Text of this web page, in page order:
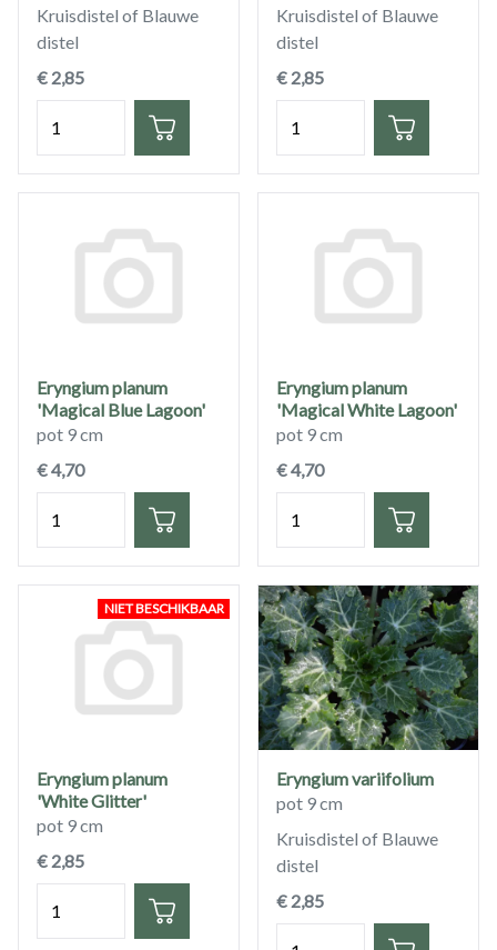
Kruisdistel of Blauwe
distel
€ 2,85
Kruisdistel of Blauwe
distel
€ 2,85
Eryngium planum
'Magical Blue Lagoon'
pot 9 cm
€ 4,70
Eryngium planum
'Magical White Lagoon'
pot 9 cm
€ 4,70
Eryngium planum
'White Glitter'
pot 9 cm
€ 2,85
NIET BESCHIKBAAR
Eryngium variifolium
pot 9 cm
Kruisdistel of Blauwe
distel
€ 2,85